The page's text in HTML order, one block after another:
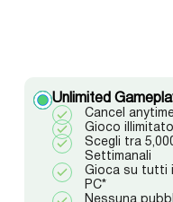
Unlimited
Cancel
Gioco
Scegli tra
Settimanali
Gioca su tutti
PC*